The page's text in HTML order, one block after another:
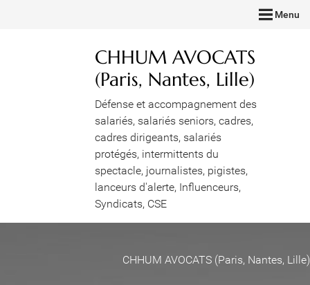
Menu
CHHUM AVOCATS
(Paris, Nantes, Lille)
Défense et accompagnement des
salariés, salariés seniors, cadres,
cadres dirigeants, salariés
protégés, intermittents du
spectacle, journalistes, pigistes,
lanceurs d'alerte, Influenceurs,
Syndicats, CSE
CHHUM AVOCATS (Paris, Nantes, Lille)